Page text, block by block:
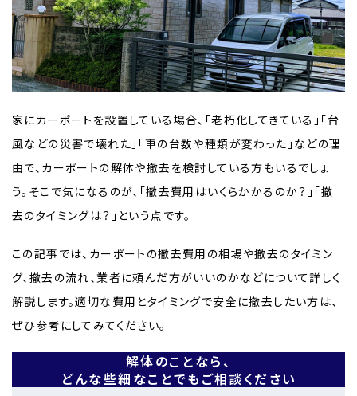
家にカーポートを設置している場合、「老朽化してきている」「台
風などの災害で壊れた」「車の台数や種類が変わった」などの理
由で、カーポートの解体や撤去を検討している方もいるでしょ
う。そこで気になるのが、「撤去費用はいくらかかるのか？」「撤
去のタイミングは？」という点です。
この記事では、カーポートの撤去費用の相場や撤去のタイミン
グ、撤去の流れ、業者に頼んだ方がいいのかなどについて詳しく
解説します。適切な費用とタイミングで安全に撤去したい方は、
ぜひ参考にしてみてください。
解体のことなら、
どんな些細なことでもご相談ください